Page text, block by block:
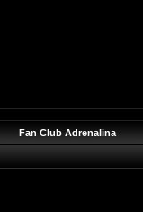
Fan Club Adrenalina